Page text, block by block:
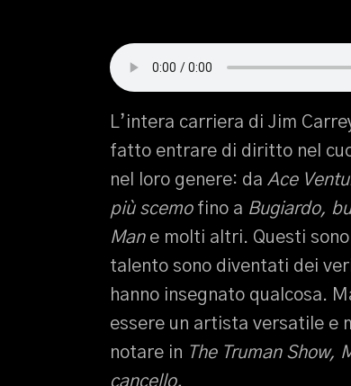
L’intera carriera di Jim
fatto entrare di diritto nel
nel loro genere: da Ace
più scemofino a Bugiardo,
Man e molti altri. Questi
talento sono diventati dei
hanno insegnato qualcosa.
essere un artista versatile e
notare in The Truman Show,
cancello.